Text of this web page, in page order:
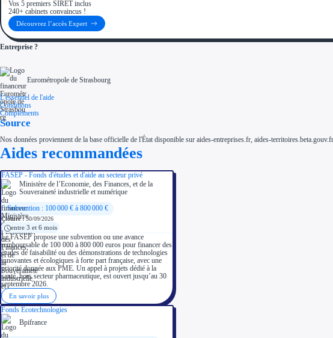
Vos 5 premiers SIRET inclus
240+ cabinets convaincus !
Découvrez l’accès Expert
Entreprise ?
Eurométropole de Strasbourg
L'essentiel de l'aide
Conditions
Compléments
Source
Nos données proviennent de la base officielle de l'État disponible sur aides-entreprises.fr, aides-
Aides recommandées
FASEP - Fonds d'études et d'aide au secteur privé
Ministère de l’Economie, des Finances, et de la
Souveraineté industrielle et numérique
Subvention : 100 000 € à 800 000 €
Clôture :30/09/2026
entre 3 et 6 mois
Le FASEP propose une subvention ou une avance
remboursable de 100 000 à 800 000 euros pour financer des
études de faisabilité ou des démonstrations de technologies
innovantes et écologiques à forte part française, avec une
priorité donnée aux PME. Un appel à projets dédié à la
santé, hors secteur pharmaceutique, est ouvert jusqu’au 30
septembre 2026.
En savoir plus
Fonds Ecotechnologies
Bpifrance